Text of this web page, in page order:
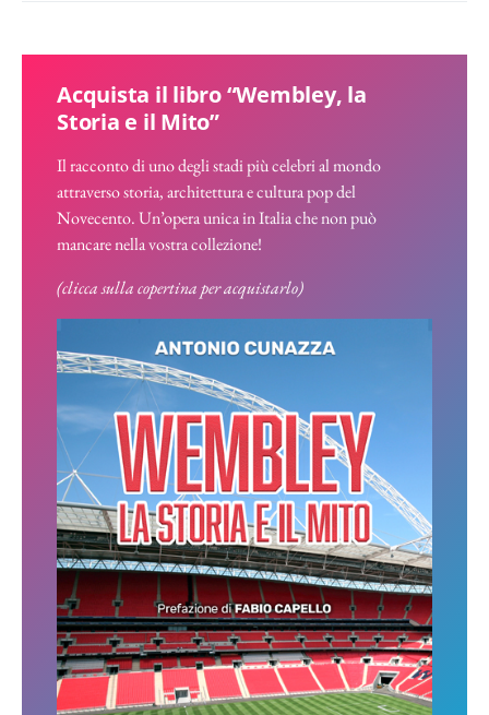
Acquista il libro “Wembley, la
Storia e il Mito”
Il racconto di uno degli stadi più celebri al mondo
attraverso storia, architettura e cultura pop del
Novecento. Un’opera unica in Italia che non può
mancare nella vostra collezione!
(clicca sulla copertina per acquistarlo)